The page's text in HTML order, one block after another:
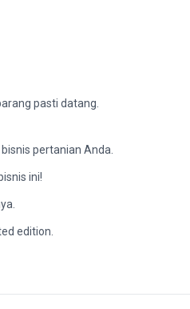
pasti datang.
pertanian Anda.
ini!
edition.